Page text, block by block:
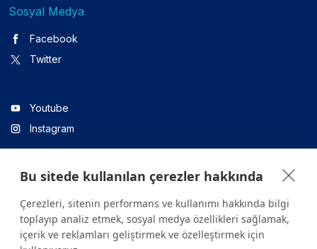
Sosyal Medya
Facebook
Twitter
Youtube
Instagram
Linkedin
Sitede yer alan tüm içerikler yalnızca bilgilendirme amaçlıdır.
Bu sitede kullanılan çerezler hakkında
Çerezleri, sitenin performans ve kullanımı hakkında bilgi
toplayıp analiz etmek, sosyal medya özellikleri sağlamak,
içerik ve reklamları geliştirmek ve özelleştirmek için